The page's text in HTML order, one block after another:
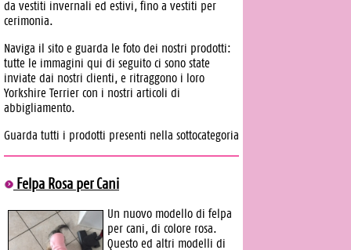
da vestiti invernali ed estivi, fino a vestiti per
cerimonia.
Naviga il sito e guarda le foto dei nostri prodotti:
tutte le immagini qui di seguito ci sono state
inviate dai nostri clienti, e ritraggono i loro
Yorkshire Terrier con i nostri articoli di
abbigliamento.
Guarda tutti i prodotti presenti nella sottocategoria
Felpa Rosa per Cani
Un nuovo modello di felpa
per cani, di colore rosa.
Questo ed altri modelli di